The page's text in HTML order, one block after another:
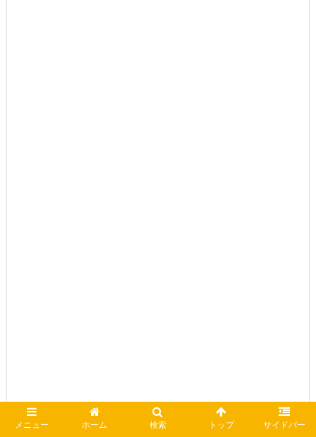
メニュー ホーム 検索 トップ サイドバー